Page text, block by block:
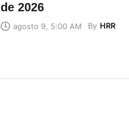
de 2026
agosto 9, 5:00 AM By HRR